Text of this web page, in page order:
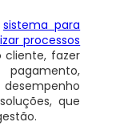
sistema para
processos
fazer
que